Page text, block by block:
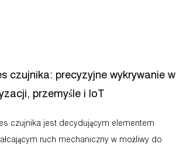
czujnika: precyzyjne wykrywanie w
przemyśle i IoT
ruch mechaniczny w możliwy do